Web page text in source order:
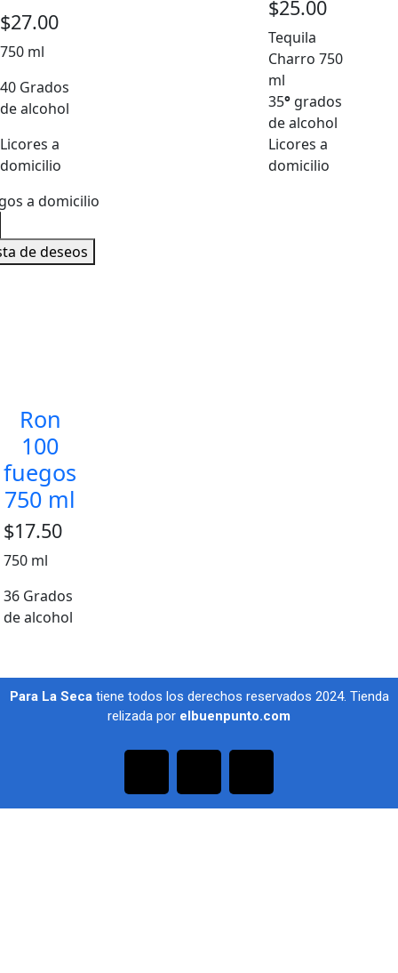
$27.00
750 ml
40 Grados
de alcohol
Licores a
domicilio
$25.00
Tequila
Charro 750
ml
35° grados
de alcohol
Licores a
domicilio
de deseos
Ron
100
fuegos
750 ml
$17.50
750 ml
36 Grados
de alcohol
Para La Secatiene todos los derechos reservados 2024. Tienda
relizada por elbuenpunto.com